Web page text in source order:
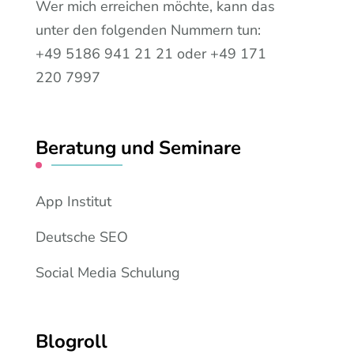
Wer mich erreichen möchte, kann das
unter den folgenden Nummern tun:
+49 5186 941 21 21 oder +49 171
220 7997
Beratung und Seminare
App Institut
Deutsche SEO
Social Media Schulung
Blogroll